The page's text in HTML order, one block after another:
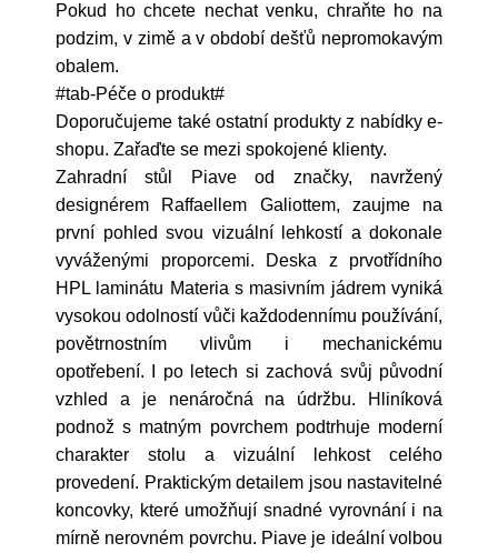
Pokud ho chcete nechat venku, chraňte ho na
podzim, v zimě a v období dešťů nepromokavým
obalem.
#tab-Péče o produkt#
Doporučujeme také ostatní produkty z nabídky e-
shopu. Zařaďte se mezi spokojené klienty.
Zahradní stůl Piave od značky, navržený
designérem Raffaellem Galiottem, zaujme na
první pohled svou vizuální lehkostí a dokonale
vyváženými proporcemi. Deska z prvotřídního
HPL laminátu Materia s masivním jádrem vyniká
vysokou odolností vůči každodennímu používání,
povětrnostním vlivům i mechanickému
opotřebení. I po letech si zachová svůj původní
vzhled a je nenáročná na údržbu. Hliníková
podnož s matným povrchem podtrhuje moderní
charakter stolu a vizuální lehkost celého
provedení. Praktickým detailem jsou nastavitelné
koncovky, které umožňují snadné vyrovnání i na
mírně nerovném povrchu. Piave je ideální volbou